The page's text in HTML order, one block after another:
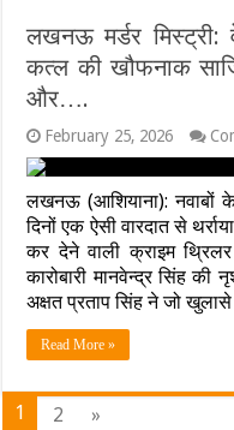
लखनऊ मर्डर
कत्ल की खौफनाक
और….
February 25, 2026
लखनऊ (आशियाना): नवाबों
दिनों एक ऐसी वारदात से
कर देने वाली क्राइम
कारोबारी मानवेन्द्र सिंह
अक्षत प्रताप सिंह ने जो
Read More »
1 2 »